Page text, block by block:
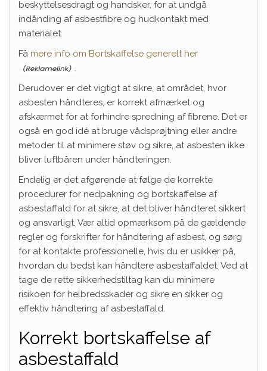
beskyttelsesdragt og handsker, for at undgå
indånding af asbestfibre og hudkontakt med
materialet.
Få mere info om Bortskaffelse generelt her
.
Derudover er det vigtigt at sikre, at området, hvor
asbesten håndteres, er korrekt afmærket og
afskærmet for at forhindre spredning af fibrene. Det er
også en god idé at bruge vådsprøjtning eller andre
metoder til at minimere støv og sikre, at asbesten ikke
bliver luftbåren under håndteringen.
Endelig er det afgørende at følge de korrekte
procedurer for nedpakning og bortskaffelse af
asbestaffald for at sikre, at det bliver håndteret sikkert
og ansvarligt. Vær altid opmærksom på de gældende
regler og forskrifter for håndtering af asbest, og sørg
for at kontakte professionelle, hvis du er usikker på,
hvordan du bedst kan håndtere asbestaffaldet. Ved at
tage de rette sikkerhedstiltag kan du minimere
risikoen for helbredsskader og sikre en sikker og
effektiv håndtering af asbestaffald.
Korrekt bortskaffelse af
asbestaffald